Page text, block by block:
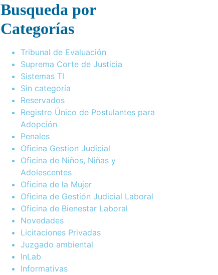
Busqueda por
Categorías
Tribunal de Evaluación
Suprema Corte de Justicia
Sistemas TI
Sin categoría
Reservados
Registro Único de Postulantes para
Adopción
Penales
Oficina Gestion Judicial
Oficina de Niños, Niñas y
Adolescentes
Oficina de la Mujer
Oficina de Gestión Judicial Laboral
Oficina de Bienestar Laboral
Novedades
Licitaciones Privadas
Juzgado ambiental
InLab
Informativas